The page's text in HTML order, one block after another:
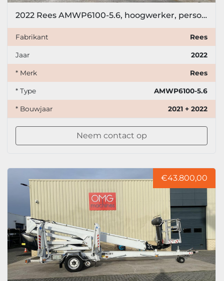
2022 Rees AMWP6100-5.6, hoogwerker, personenlift, 5,6 meter
Fabrikant Rees
Jaar 2022
* Merk Rees
* Type AMWP6100-5.6
* Bouwjaar 2021 + 2022
Neem contact op
€43.800,00